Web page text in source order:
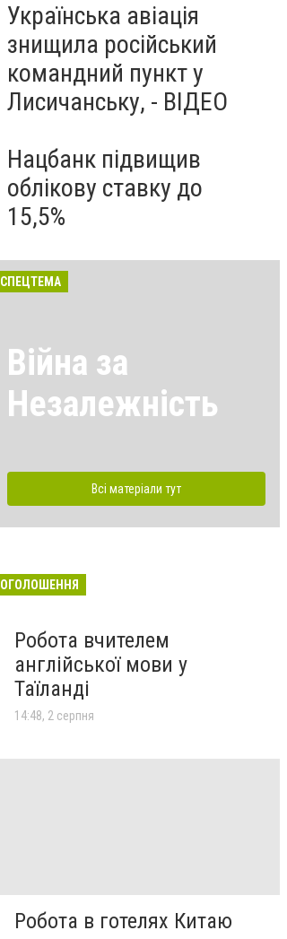
Українська авіація
знищила російський
командний пункт у
Лисичанську, - ВІДЕО
Нацбанк підвищив
облікову ставку до
15,5%
СПЕЦТЕМА
Війна за
Незалежність
Всі матеріали тут
ОГОЛОШЕННЯ
Робота вчителем
англійської мови у
Таїланді
14:48, 2 серпня
Робота в готелях Китаю